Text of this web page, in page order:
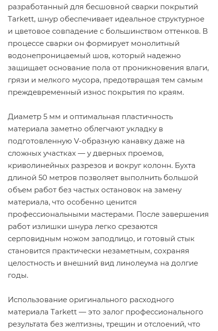
разработанный для бесшовной сварки покрытий
Tarkett, шнур обеспечивает идеальное структурное
и цветовое совпадение с большинством оттенков. В
процессе сварки он формирует монолитный
водонепроницаемый шов, который надежно
защищает основание пола от проникновения влаги,
грязи и мелкого мусора, предотвращая тем самым
преждевременный износ покрытия по краям.
Диаметр 5 мм и оптимальная пластичность
материала заметно облегчают укладку в
подготовленную V-образную канавку даже на
сложных участках — у дверных проемов,
криволинейных разрезов и вокруг колонн. Бухта
длиной 50 метров позволяет выполнить большой
объем работ без частых остановок на замену
материала, что особенно ценится
профессиональными мастерами. После завершения
работ излишки шнура легко срезаются
серповидным ножом заподлицо, и готовый стык
становится практически незаметным, сохраняя
целостность и внешний вид линолеума на долгие
годы.
Использование оригинального расходного
материала Tarkett — это залог профессионального
результата без желтизны, трещин и отслоений, что